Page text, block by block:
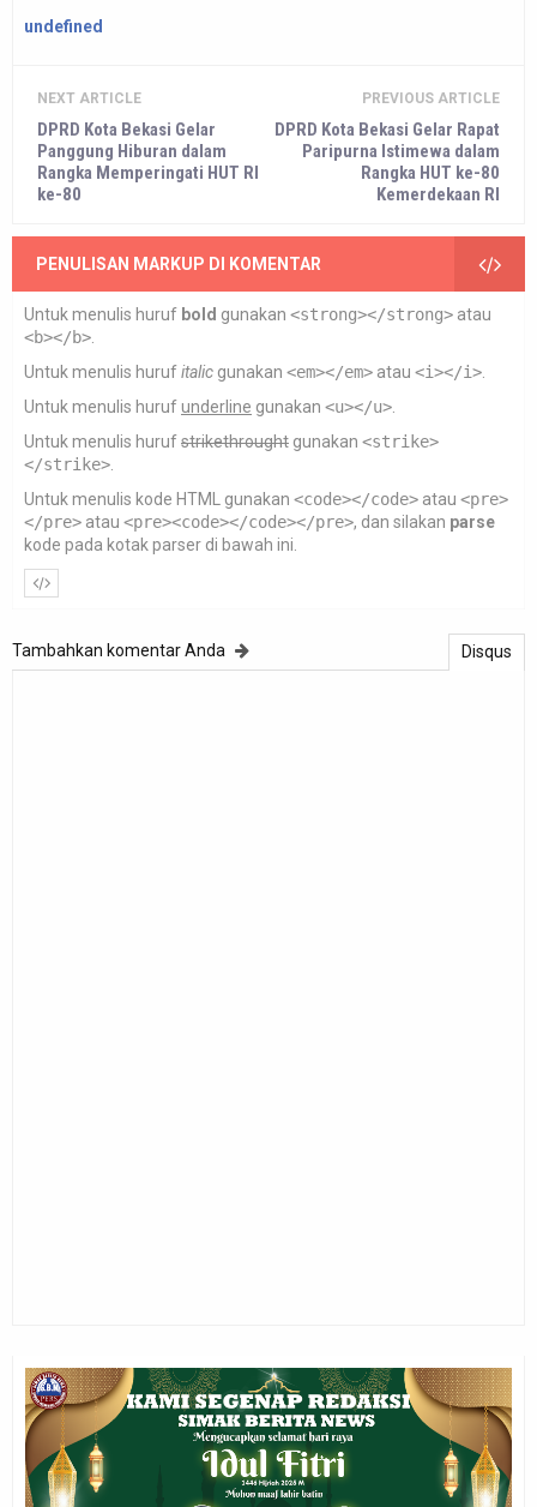
undefined
NEXT ARTICLE
DPRD Kota Bekasi Gelar
Panggung Hiburan dalam
Rangka Memperingati HUT RI
ke-80
PREVIOUS ARTICLE
DPRD Kota Bekasi Gelar Rapat
Paripurna Istimewa dalam
Rangka HUT ke-80
Kemerdekaan RI
PENULISAN MARKUP DI KOMENTAR
Untuk menulis huruf bold gunakan <strong></strong> atau
<b></b>.
Untuk menulis hurufitalic gunakan <em></em> atau <i></i>.
Untuk menulis hurufunderline gunakan <u></u>.
Untuk menulis hurufstrikethrought gunakan <strike>
</strike>.
Untuk menulis kode HTML gunakan <code></code> atau <pre>
</pre> atau <pre><code></code></pre>, dan silakan parse
kode pada kotak parser di bawah ini.
Disqus
Tambahkan komentar Anda